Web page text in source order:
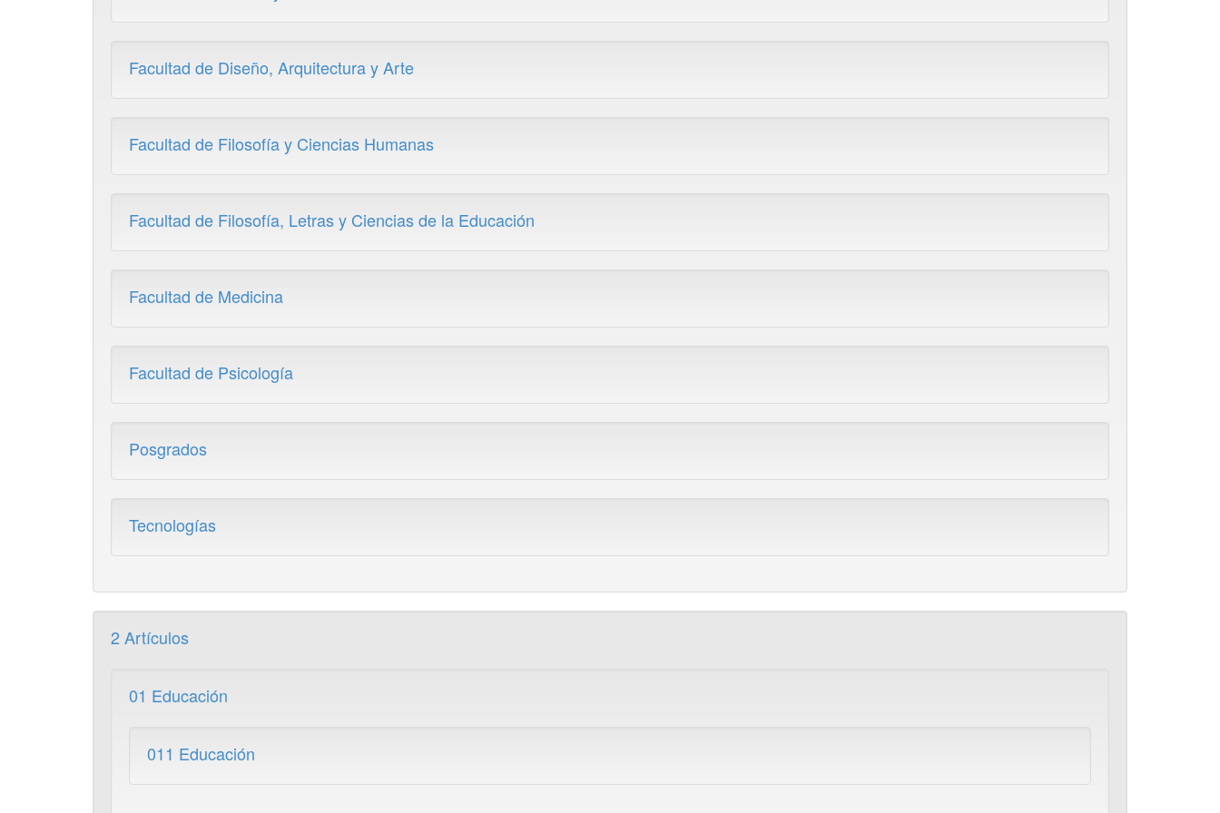
Facultad de Diseño, Arquitectura y Arte
Facultad de Filosofía y Ciencias Humanas
Facultad de Filosofía, Letras y Ciencias de la Educación
Facultad de Medicina
Facultad de Psicología
Posgrados
Tecnologías
2 Artículos
01 Educación
011 Educación